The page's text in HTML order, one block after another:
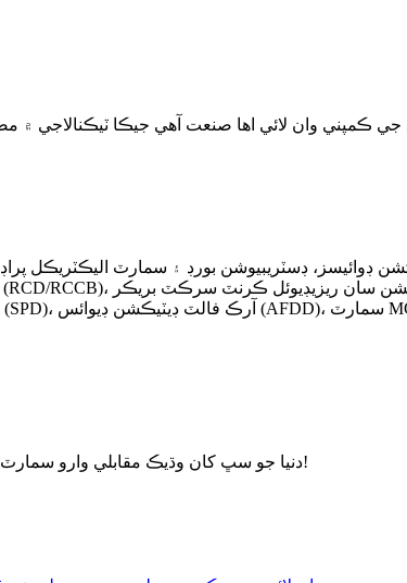
ڪئي وئي، جيڪا سرڪٽ پروٽيڪشن ڊوائيسز، ڊسٽريبيوشن بورڊ ۽
دنيا جو سڀ کان وڌيڪ مقابلي وارو سمارٽ اپلائنسز حل فراهم ڪندڙ ۽ مسلسل ڪوششون بڻجڻ لاءِ!